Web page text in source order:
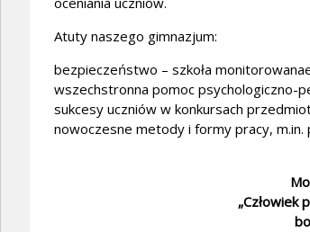
Atuty naszego gimnazjum:
bezpieczeństwo – szkoła monitorowana
wszechstronna pomoc psychologiczno-
sukcesy uczniów w konkursach
nowoczesne metody i formy pracy,
„Człowiek